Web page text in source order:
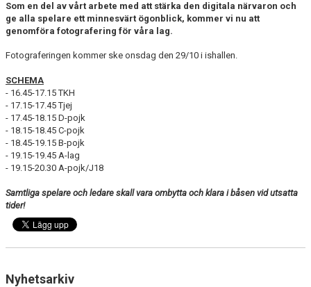
MEDLEM
PROFILKLÄDER
BILDGALLERI
TRISSBOLAGET
DOKUMENT
ALLMÄNHETENS ÅKNING
Som en del av vårt arbete med att stärka den digitala närvaron och
ge alla spelare ett minnesvärt ögonblick, kommer vi nu att
genomföra fotografering för våra lag.
Fotograferingen kommer ske onsdag den 29/10 i ishallen.
SCHEMA
- 16.45-17.15 TKH
- 17.15-17.45 Tjej
- 17.45-18.15 D-pojk
- 18.15-18.45 C-pojk
- 18.45-19.15 B-pojk
- 19.15-19.45 A-lag
- 19.15-20.30 A-pojk/J18
Samtliga spelare och ledare skall vara ombytta och klara i båsen vid utsatta
tider!
Nyhetsarkiv